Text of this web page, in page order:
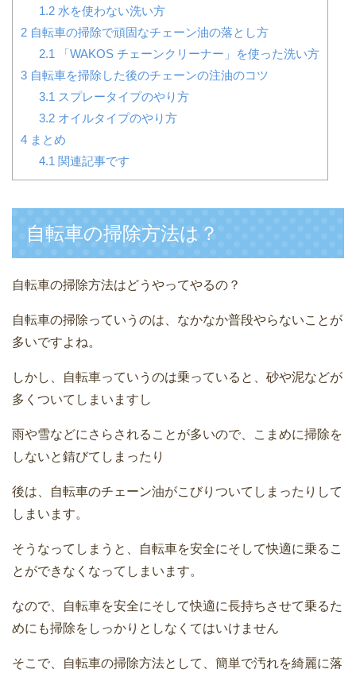
1.2水を使わない洗い方
2 自転車の掃除で頑固なチェーン油の落とし方
2.1
「WAKOS チェーンクリーナー」を使った洗い方
3 自転車を掃除した後のチェーンの注油のコツ
3.1 スプレータイプのやり方
3.2オイルタイプのやり方
4 まとめ
4.1 関連記事です
自転車の掃除方法は？
自転車の掃除方法はどうやってやるの？
自転車の掃除っていうのは、なかなか普段やらないことが
多いですよね。
しかし、自転車っていうのは乗っていると、砂や泥などが
多くついてしまいますし
雨や雪などにさらされることが多いので、こまめに掃除を
しないと錆びてしまったり
後は、自転車のチェーン油がこびりついてしまったりして
しまいます。
そうなってしまうと、自転車を安全にそして快適に乗るこ
とができなくなってしまいます。
なので、自転車を安全にそして快適に長持ちさせて乗るた
めにも掃除をしっかりとしなくてはいけません
そこで、自転車の掃除方法として、簡単で汚れを綺麗に落